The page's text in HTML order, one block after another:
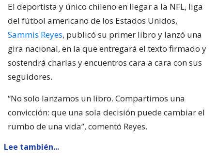
El deportista y único chileno en llegar a la NFL, liga
del fútbol americano de los Estados Unidos,
Sammis Reyes, publicó su primer libro y lanzó una
gira nacional, en la que entregará el texto firmado y
sostendrá charlas y encuentros cara a cara con sus
seguidores.
“No solo lanzamos un libro. Compartimos una
convicción: que una sola decisión puede cambiar el
rumbo de una vida”, comentó Reyes.
Lee también...